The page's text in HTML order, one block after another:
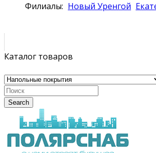
Филиалы: Новый Уренгой
Каталог товаров
Search